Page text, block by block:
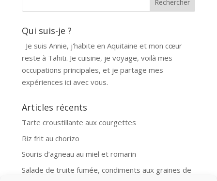
Qui suis-je ?
Je suis Annie, j'habite en Aquitaine et mon cœur
reste à Tahiti. Je cuisine, je voyage, voilà mes
occupations principales, et je partage mes
expériences ici avec vous.
Articles récents
Tarte croustillante aux courgettes
Riz frit au chorizo
Souris d’agneau au miel et romarin
Salade de truite fumée, condiments aux graines de